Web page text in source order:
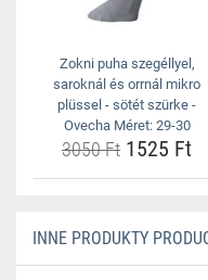
Zokni puha szegéllyel,
saroknál és orrnál mikro
plüssel - sötét szürke -
Ovecha Méret: 29-30
3050 Ft 1525 Ft
INNE PRODUKTY